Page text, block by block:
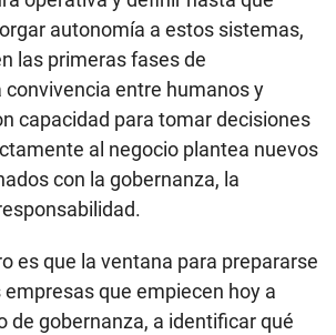
autonomía a estos sistemas,
las primeras fases de
entre humanos y
capacidad para tomar decisiones
al negocio plantea nuevos
con la gobernanza, la
es que la ventana para prepararse
que empiecen hoy a
de gobernanza, a identificar qué